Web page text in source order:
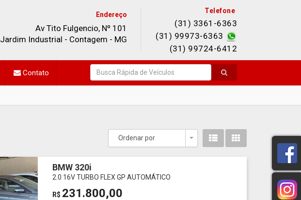
Telefone
(31) 3361-6363
(31) 99973-6363
(31) 99724-6412
Endereço
Av Tito Fulgencio, Nº 101
Jardim Industrial - Contagem - MG
Contato
Ordenar por
Toggle Dropdown
BMW 320i
2.0 16V TURBO FLEX GP AUTOMÁTICO
R$ 231.800,00